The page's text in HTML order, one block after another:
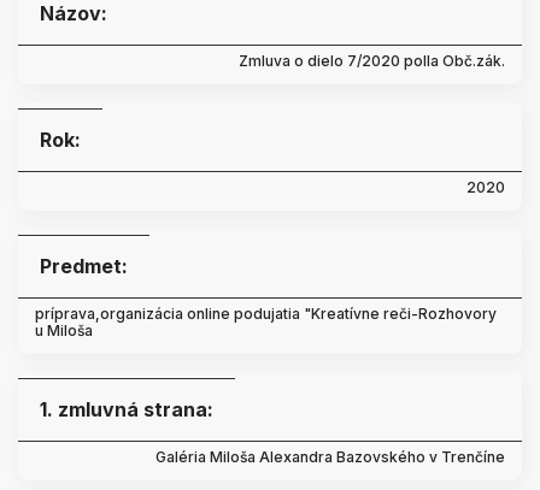
Názov:
Zmluva o dielo 7/2020 polla Obč.zák.
Rok:
2020
Predmet:
príprava,organizácia online podujatia "Kreatívne reči-Rozhovory
u Miloša
1. zmluvná strana:
Galéria Miloša Alexandra Bazovského v Trenčíne